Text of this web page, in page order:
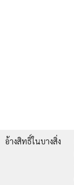
อ้างสิทธิ์ในบางสิ่ง